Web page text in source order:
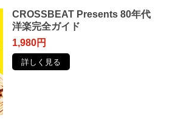
CROSSBEAT Presents 80年代
洋楽完全ガイド
1,980円
詳しく見る